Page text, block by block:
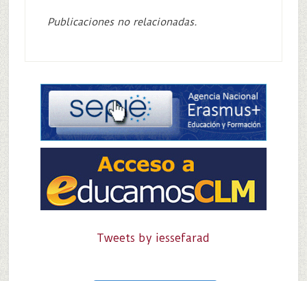
Publicaciones no relacionadas.
Tweets by iessefarad